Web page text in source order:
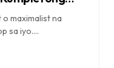
o maximalist na
sa iyo.
ang iyong